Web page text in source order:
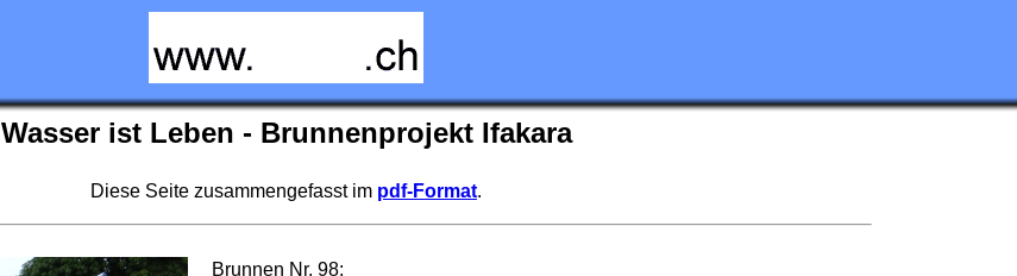
Wasser ist Leben - Brunnenprojekt Ifakara
Diese Seite zusammengefasst im pdf-Format.
Brunnen Nr. 98: